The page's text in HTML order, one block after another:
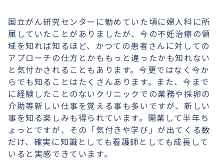
国立がん研究センターに勤めていた頃に婦人科に所
属していたことがありましたが、今の不妊治療の領
域を知れば知るほど、かつての患者さんに対しての
アプローチの仕方とかももっと違ったかも知れない
と気付かされることもあります。今更ではなく今か
らでも知ることはたくさんあります。また、今まで
に経験したことのないクリニックでの業務や採卵の
介助等新しい仕事を覚える事も多いですが、新しい
事を知る楽しみも得られています。開業して半年ち
ょっとですが、その「気付きや学び」が出てくる数
だけ、確実に知識としても看護師としても成長して
いると実感できています。